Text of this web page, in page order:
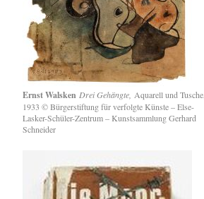
Ernst Walsken Drei Gehängte, Aquarell und Tusche,
1933 © Bürgerstiftung für verfolgte Künste – Else-
Lasker-Schüler-Zentrum – Kunstsammlung Gerhard
Schneider